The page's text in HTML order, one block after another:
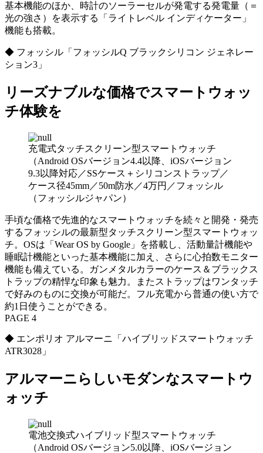
基本機能のほか、時計のソーラーセルが発電する発電量（＝
光の強さ）を表示する「ライトレベル インディケーター」
機能も搭載。
◆ フォッシル「フォッシルQ ブラックシリコン ジェネレー
ション3」
リーズナブルな価格でスマートウォッ
チ体験を
充電式タッチスクリーン型スマートウォッチ
（Android OSバージョン4.4以降、iOSバージョン
9.3以降対応／SSケース＋シリコンストラップ／
ケース径45mm／50m防水／4万円／フォッシル
（フォッシルジャパン）
手頃な価格で先進的なスマートウォッチを続々と開発・発売
するフォッシルの最新型タッチスクリーン型スマートウォッ
チ。OSは「Wear OS by Google」を搭載し、活動量計機能や
睡眠計機能といった基本機能に加え、さらに心拍数モニター
機能も備えている。ガンメタルカラーのケース＆ブラックス
トラップの精悍な印象も魅力。またストラップはワンタッチ
で好みのものに交換が可能だ。フル充電から普通の使い方で
約1日使うことができる。
PAGE 4
◆ エンポリオ アルマーニ「ハイブリッドスマートウォッチ
ATR3028」
アルマーニらしいモダンなスマートウ
ォッチ
電池交換式ハイブリッド型スマートウォッチ
（Android OSバージョン5.0以降、iOSバージョン